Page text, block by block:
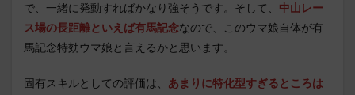
で、一緒に発動すればかなり強そうです。そして、 中山レー
ス場の長距離といえば有馬記念なので、このウマ娘自体が有
馬記念特効ウマ娘と言えるかと思います。
固有スキルとしての評価は、 あまりに特化型すぎるところは